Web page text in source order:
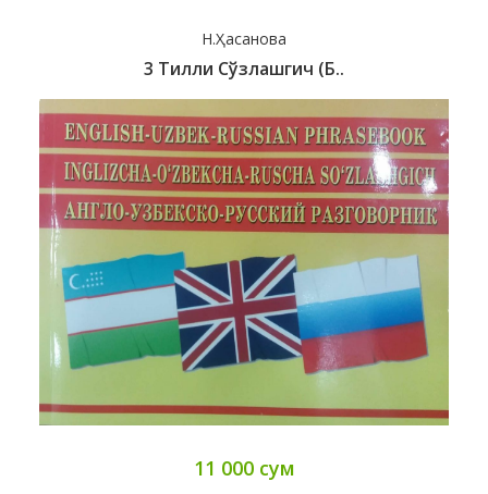
Н.Ҳасанова
3 Тилли Сўзлашгич (б..
11 000 сум